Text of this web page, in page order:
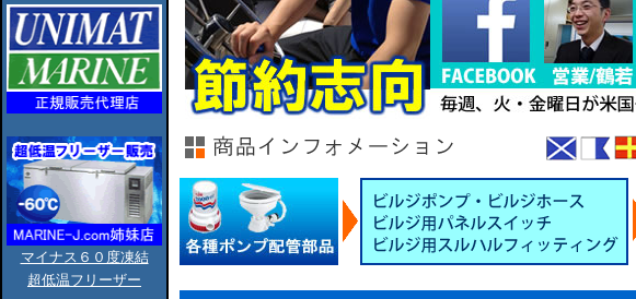
マイナス６０度凍結
超低温フリーザー